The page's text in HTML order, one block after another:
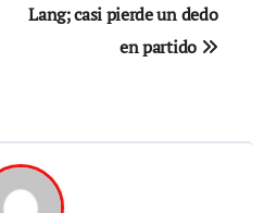
Lang; casi pierde un dedo
en partido